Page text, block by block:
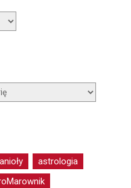
astrologia